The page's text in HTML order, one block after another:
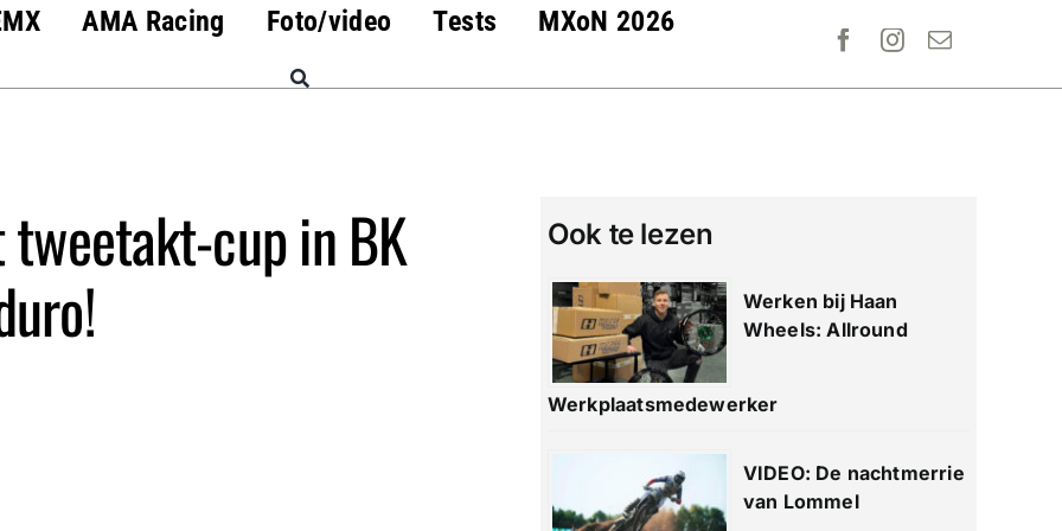
AMA Racing Foto/video Tests MXoN 2026
cup in BK
Ook te lezen
Werken bij Haan
Wheels: Allround
Werkplaatsmedewerker
VIDEO: De nachtmerrie
van Lommel